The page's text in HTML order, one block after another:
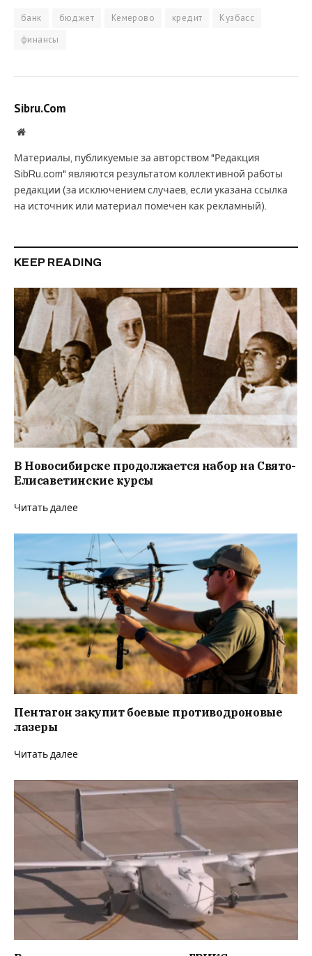
банк бюджет Кемерово кредит
Кузбасс
финансы
Sibru.Com
Website
Материалы, публикуемые за авторством "Редакция
SibRu.com" являются результатом коллективной работы
редакции (за исключением случаев, если указана ссылка
на источник или материал помечен как рекламный).
KEEP READING
В Новосибирске продолжается набор на Свято-
Елисаветинские курсы
Читать далее
Пентагон закупит боевые противодроновые
лазеры
Читать далее